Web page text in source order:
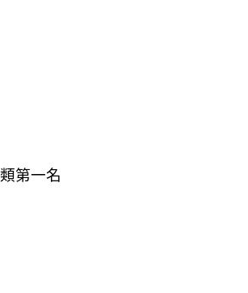
第一名